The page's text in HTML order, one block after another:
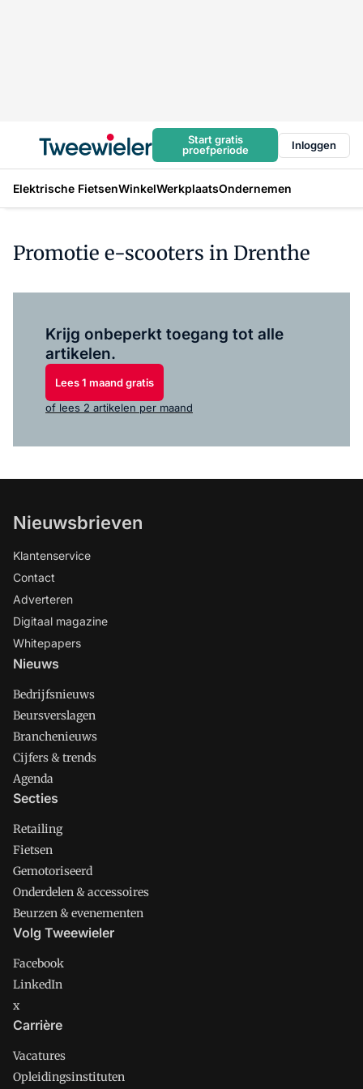
Start gratis
proefperiode
Inloggen
Elektrische FietsenWinkelWerkplaatsOndernemen
Promotie e-scooters in Drenthe
Krijg onbeperkt toegang tot alle
artikelen.
Lees 1 maand gratis
of lees 2 artikelen per maand
Nieuwsbrieven
Klantenservice
Contact
Adverteren
Digitaal magazine
Whitepapers
Nieuws
Bedrijfsnieuws
Beursverslagen
Branchenieuws
Cijfers & trends
Agenda
Secties
Retailing
Fietsen
Gemotoriseerd
Onderdelen & accessoires
Beurzen & evenementen
Volg Tweewieler
Facebook
LinkedIn
x
Carrière
Vacatures
Opleidingsinstituten